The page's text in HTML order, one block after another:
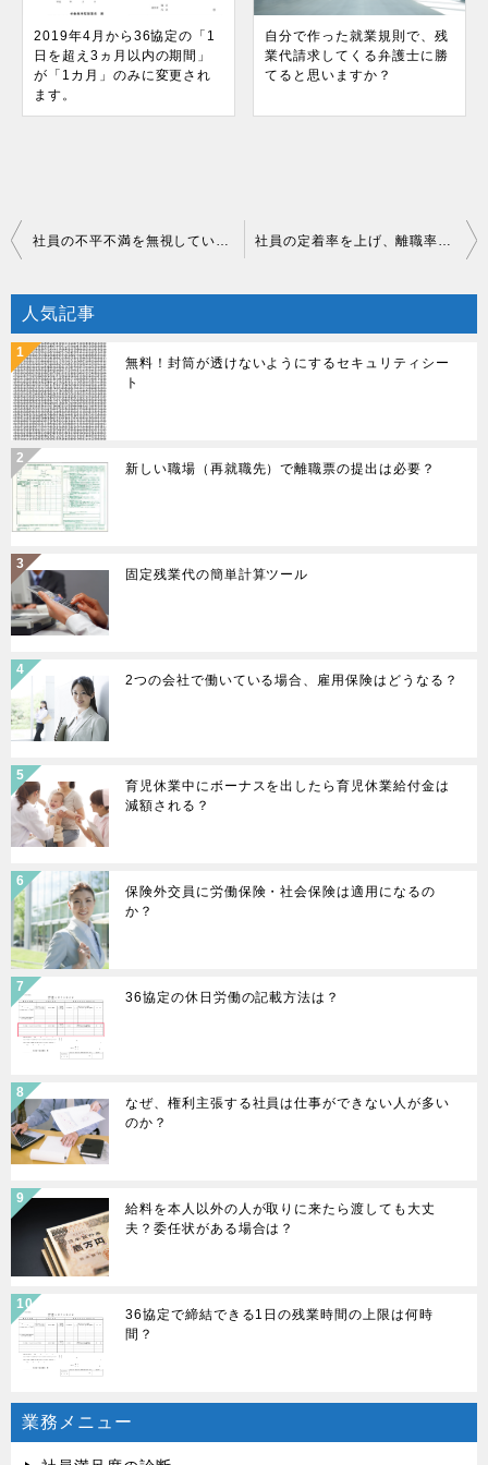
2019年4月から36協定の「1
日を超え3ヵ月以内の期間」
が「1カ月」のみに変更され
ます。
自分で作った就業規則で、残
業代請求してくる弁護士に勝
てると思いますか？
投
ナ
ビ
ゲ
ー
シ
ョ
ン
社員の不平不満を無視していませんか？ 社員の定着率を上げ、離職率を下げる方法とは？
人気記事
無料！封筒が透けないようにするセキュリティシー
ト
新しい職場（再就職先）で離職票の提出は必要？
固定残業代の簡単計算ツール
2つの会社で働いている場合、雇用保険はどうなる？
育児休業中にボーナスを出したら育児休業給付金は
減額される？
保険外交員に労働保険・社会保険は適用になるの
か？
36協定の休日労働の記載方法は？
なぜ、権利主張する社員は仕事ができない人が多い
のか？
給料を本人以外の人が取りに来たら渡しても大丈
夫？委任状がある場合は？
36協定で締結できる1日の残業時間の上限は何時
間？
業務メニュー